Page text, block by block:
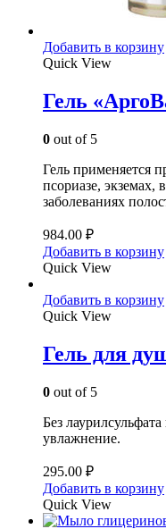
Добавить в корзину
Quick View
Гель
0 out of 5
Гель применяется
псориазе, экземах,
заболеваниях
984.00 ₽
Добавить в корзину
Quick View
Добавить в корзину
Quick View
Гель для
0 out of 5
Без
увлажнение.
295.00 ₽
Добавить в корзину
Quick View